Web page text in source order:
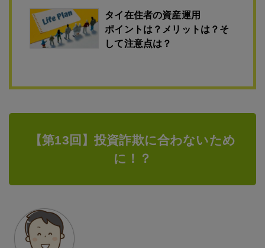
タイ在住者の資産運用
ポイントは？メリットは？そ
して注意点は？
【第13回】投資詐欺に合わないため
に！？